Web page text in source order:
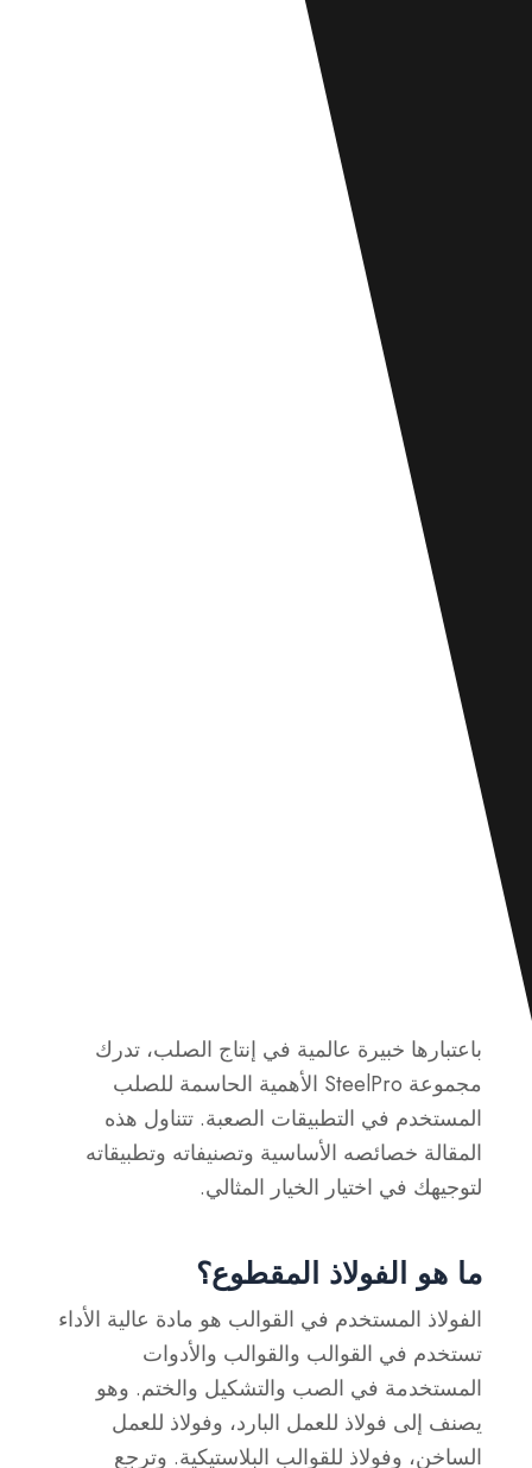
باعتبارها خبيرة عالمية في إنتاج الصلب، تدرك
مجموعة SteelPro الأهمية الحاسمة للصلب
المستخدم في التطبيقات الصعبة. تتناول هذه
المقالة خصائصه الأساسية وتصنيفاته وتطبيقاته
لتوجيهك في اختيار الخيار المثالي.
ما هو الفولاذ المقطوع؟
الفولاذ المستخدم في القوالب هو مادة عالية الأداء
تستخدم في القوالب والقوالب والأدوات
المستخدمة في الصب والتشكيل والختم. وهو
يصنف إلى فولاذ للعمل البارد، وفولاذ للعمل
الساخن، وفولاذ للقوالب البلاستيكية. وترجع